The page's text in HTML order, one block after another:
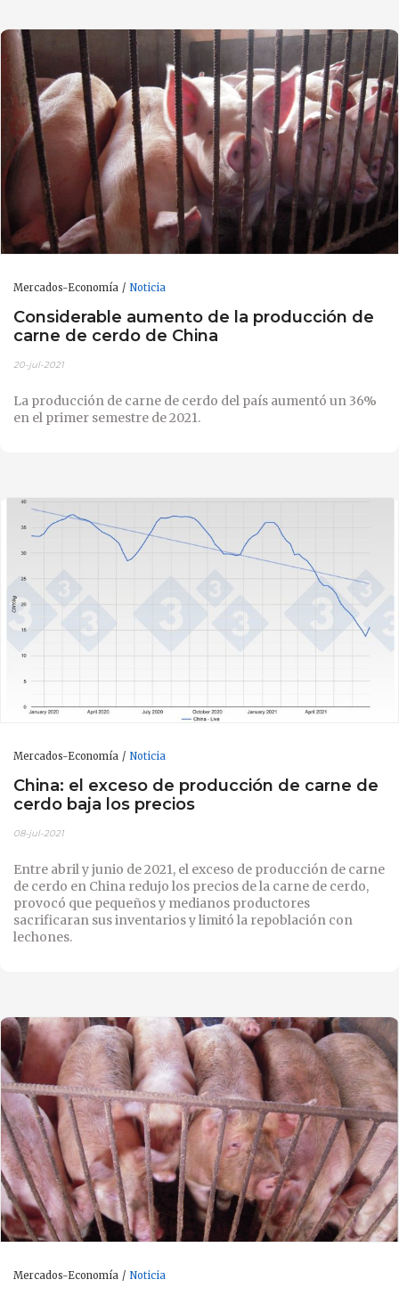
Mercados-Economía Noticia
Considerable aumento de la producción de
carne de cerdo de China
20-jul-2021
La producción de carne de cerdo del país aumentó un 36%
en el primer semestre de 2021.
Mercados-Economía Noticia
China: el exceso de producción de carne de
cerdo baja los precios
08-jul-2021
Entre abril y junio de 2021, el exceso de producción de carne
de cerdo en China redujo los precios de la carne de cerdo,
provocó que pequeños y medianos productores
sacrificaran sus inventarios y limitó la repoblación con
lechones.
Mercados-Economía Noticia